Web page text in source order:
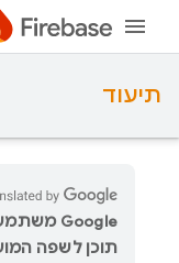
תיעוד
תוכן לשפה